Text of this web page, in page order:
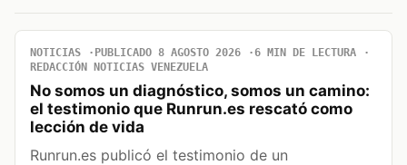
NOTICIAS PUBLICADO 8 AGOSTO 2026
6 MIN DE LECTURA
REDACCIÓN NOTICIAS VENEZUELA
No somos un diagnóstico, somos un camino:
el testimonio que Runrun.es rescató como
lección de vida
Runrun.es publicó el testimonio de un